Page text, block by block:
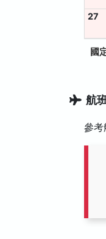
27
國
航
參考